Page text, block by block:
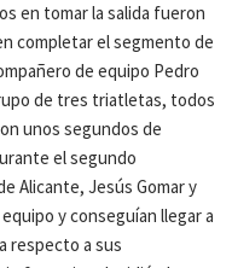
en tomar la salida fueron
completar el segmento de
de equipo Pedro
de tres triatletas, todos
unos segundos de
el segundo
Alicante, Jesús Gomar y
y conseguían llegar a
respecto a sus